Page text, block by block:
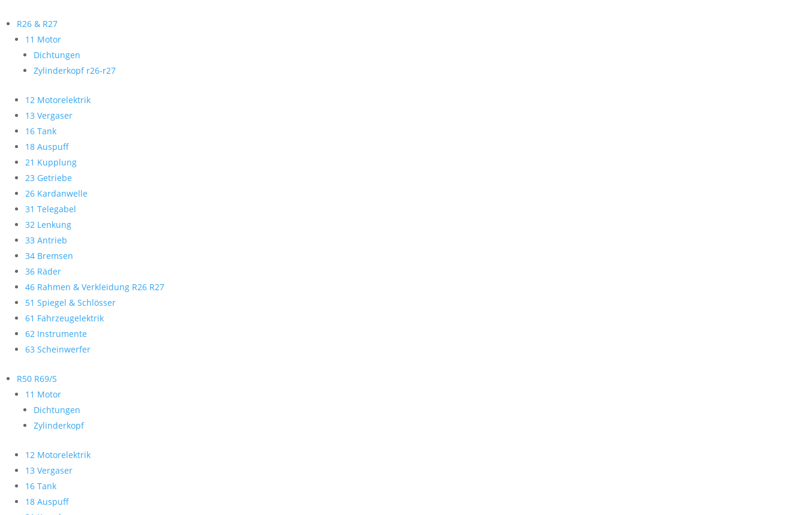
R26 & R27
11 Motor
Dichtungen
Zylinderkopf r26-r27
12 Motorelektrik
13 Vergaser
16 Tank
18 Auspuff
21 Kupplung
23 Getriebe
26 Kardanwelle
31 Telegabel
32 Lenkung
33 Antrieb
34 Bremsen
36 Räder
46 Rahmen & Verkleidung R26 R27
51 Spiegel & Schlösser
61 Fahrzeugelektrik
62 Instrumente
63 Scheinwerfer
R50 R69/S
11 Motor
Dichtungen
Zylinderkopf
12 Motorelektrik
13 Vergaser
16 Tank
18 Auspuff